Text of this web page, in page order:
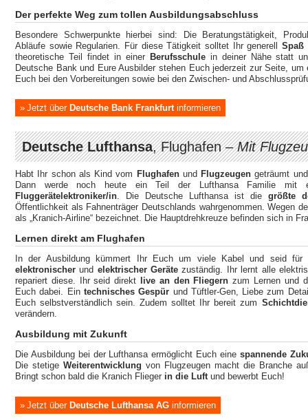
Der perfekte Weg zum tollen Ausbildungsabschluss
Besondere Schwerpunkte hierbei sind: Die Beratungstätigkeit,
Abläufe sowie Regularien. Für diese Tätigkeit solltet Ihr generell Spaß
theoretische Teil findet in einerBerufsschulein deiner Nähe statt
Deutsche Bank und Eure Ausbilder stehen Euch jederzeit zur Seite,
Euch bei den Vorbereitungen sowie bei den Zwischen- und
Jetzt über Deutsche Bank Frankfurtinformieren
Deutsche Lufthansa, Flughafen –Mit
Habt Ihr schon als Kind vom Flughafen und Flugzeugen geträumt
Dann werde noch heute ein Teil der Lufthansa Familie mit
Fluggerätelektroniker/in. Die Deutsche Lufthansa ist die größte
Öffentlichkeit als Fahnenträger Deutschlands wahrgenommen. Wegen
als „Kranich-Airline“ bezeichnet. Die Hauptdrehkreuze befinden sich in
Lernen direkt am Flughafen
In der Ausbildung kümmert Ihr Euch um viele Kabel und seid
elektronischerund elektrischer Gerätezuständig. Ihr lernt alle
repariert diese. Ihr seid direkt
live an den Fliegern zum Lernen und
Euch dabei. Ein technisches Gespür und Tüftler-Gen, Liebe zum
Euch selbstverständlich sein. Zudem solltet Ihr bereit zum
verändern.
Ausbildung mit Zukunft
Die Ausbildung bei der Lufthansa ermöglicht Euch eine spannende
Die stetige Weiterentwicklung von Flugzeugen macht die Branche
Bringt schon bald die Kranich Flieger in die Luftund bewerbt Euch!
Jetzt über Deutsche Lufthansa AG informieren